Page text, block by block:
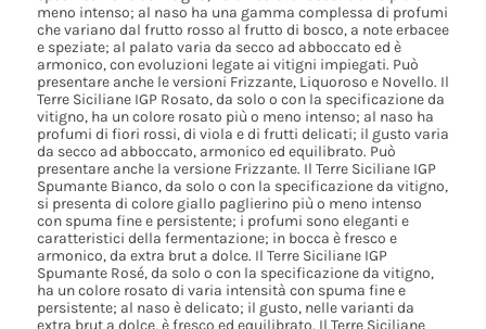
meno intenso; al naso ha una gamma complessa di profumi
che variano dal frutto rosso al frutto di bosco, a note erbacee
e speziate; al palato varia da secco ad abboccato ed è
armonico, con evoluzioni legate ai vitigni impiegati. Può
presentare anche le versioni Frizzante, Liquoroso e Novello. Il
Terre Siciliane IGP Rosato, da solo o con la specificazione da
vitigno, ha un colore rosato più o meno intenso; al naso ha
profumi di fiori rossi, di viola e di frutti delicati; il gusto varia
da secco ad abboccato, armonico ed equilibrato. Può
presentare anche la versione Frizzante. Il Terre Siciliane IGP
Spumante Bianco, da solo o con la specificazione da vitigno,
si presenta di colore giallo paglierino più o meno intenso
con spuma fine e persistente; i profumi sono eleganti e
caratteristici della fermentazione; in bocca è fresco e
armonico, da extra brut a dolce. Il Terre Siciliane IGP
Spumante Rosé, da solo o con la specificazione da vitigno,
ha un colore rosato di varia intensità con spuma fine e
persistente; al naso è delicato; il gusto, nelle varianti da
extra brut a dolce, è fresco ed equilibrato. Il Terre Siciliane